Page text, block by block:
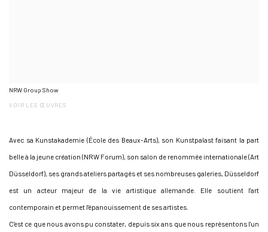
NRW Group Show
VOIR LES ŒUVRES
Avec sa Kunstakademie (École des Beaux-Arts), son Kunstpalast faisant la part
belle à la jeune création (NRW Forum), son salon de renommée internationale (Art
Düsseldorf), ses grands ateliers partagés et ses nombreuses galeries, Düsseldorf
est un acteur majeur de la vie artistique allemande. Elle soutient l'art
contemporain et permet l'épanouissement de ses artistes.
C'est ce que nous avons pu constater, depuis six ans que nous représentons l'un